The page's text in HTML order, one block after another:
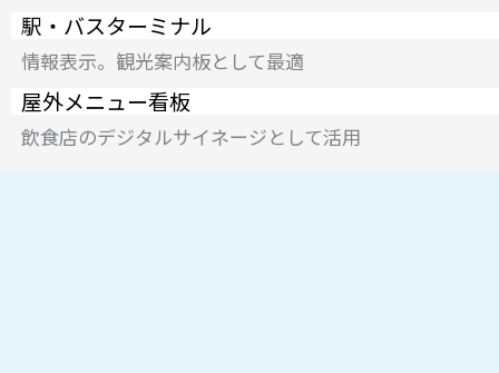
駅・バスターミナル
情報表示。観光案内板として最適
屋外メニュー看板
飲食店のデジタルサイネージとして活用